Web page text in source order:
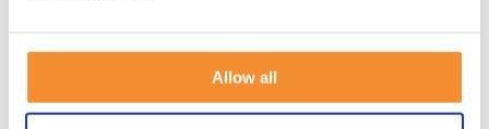
Allow all